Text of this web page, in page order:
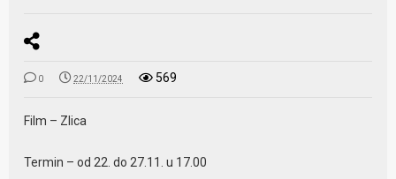
0 22/11/2024 569
Film – Zlica
Termin – od 22. do 27.11. u 17.00